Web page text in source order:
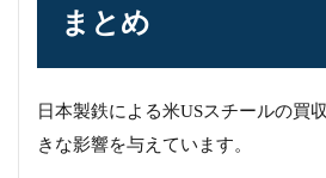
まとめ
日本製鉄による米USスチールの買
きな影響を与えています。